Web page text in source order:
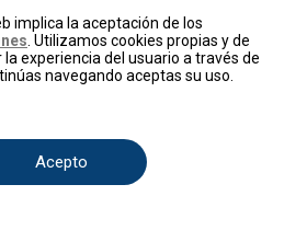
de datos personales
de cookies
y condiciones
Ardila Lülle - www.oal.com.co
implica la aceptación de los
. Utilizamos cookies propias y de
experiencia del usuario a través de
navegando aceptas su uso.
Acepto